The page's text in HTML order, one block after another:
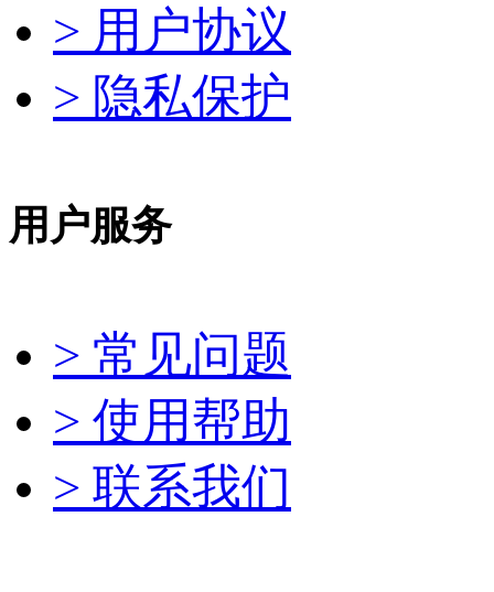
> 用户协议
> 隐私保护
用户服务
> 常见问题
> 使用帮助
> 联系我们